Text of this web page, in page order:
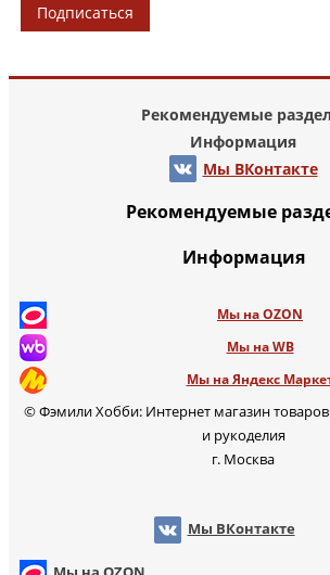
Подписаться
Рекомендуемые
Информация
Мы ВКонтакте
Рекомендуемые
Информация
Мы на OZON
Мы на WB
Мы на Яндекс
© Фэмили Хобби: Интернет магазин
и рукоделия
г. Москва
Мы ВКонтакте